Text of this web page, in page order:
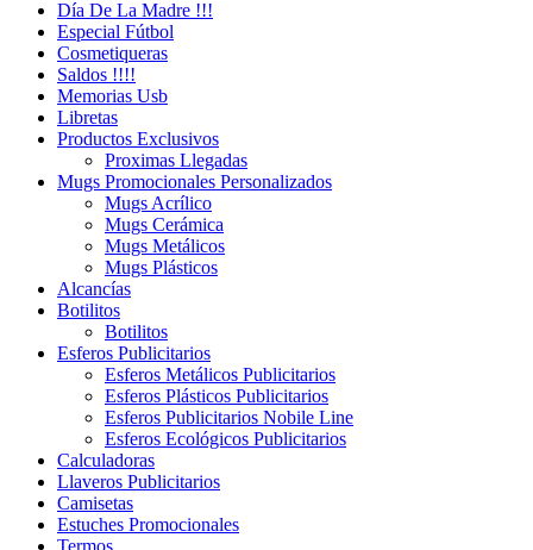
Día De La Madre !!!
Especial Fútbol
Cosmetiqueras
Saldos !!!!
Memorias Usb
Libretas
Productos Exclusivos
Proximas Llegadas
Mugs Promocionales Personalizados
Mugs Acrílico
Mugs Cerámica
Mugs Metálicos
Mugs Plásticos
Alcancías
Botilitos
Botilitos
Esferos Publicitarios
Esferos Metálicos Publicitarios
Esferos Plásticos Publicitarios
Esferos Publicitarios Nobile Line
Esferos Ecológicos Publicitarios
Calculadoras
Llaveros Publicitarios
Camisetas
Estuches Promocionales
Termos